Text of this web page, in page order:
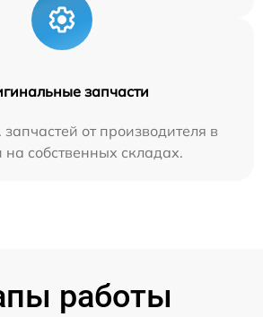
запчасти
от производителя в
на собственных складах.
работы